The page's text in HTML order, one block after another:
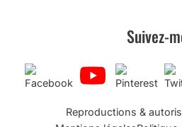
Suivez-
Reproductions &